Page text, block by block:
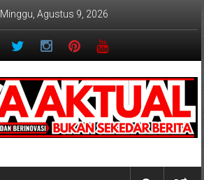
Minggu, Agustus 9, 2026